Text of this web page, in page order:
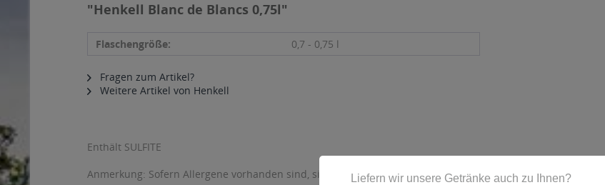
"Henkell Blanc de Blancs 0,75l"
Flaschengröße: 0,7 - 0,75 l
Fragen zum Artikel?
Weitere Artikel von Henkell
Enthält SULFITE
Anmerkung: Sofern Allergene vorhanden sind, sind diese mittels Großbuchstaben besonders hervorgehoben